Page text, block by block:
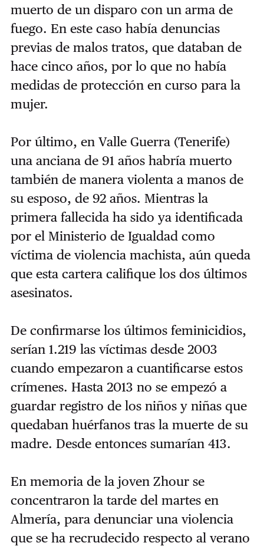
muerto de un disparo con un arma de
fuego. En este caso había denuncias
previas de malos tratos, que databan de
hace cinco años, por lo que no había
medidas de protección en curso para la
mujer.
Por último, en Valle Guerra (Tenerife)
una anciana de 91 años habría muerto
también de manera violenta a manos de
su esposo, de 92 años. Mientras la
primera fallecida ha sido ya identificada
por el Ministerio de Igualdad como
víctima de violencia machista, aún queda
que esta cartera califique los dos últimos
asesinatos.
De confirmarse los últimos feminicidios,
serían 1.219 las víctimas desde 2003
cuando empezaron a cuantificarse estos
crímenes. Hasta 2013 no se empezó a
guardar registro de los niños y niñas que
quedaban huérfanos tras la muerte de su
madre. Desde entonces sumarían 413.
En memoria de la joven Zhour se
concentraron la tarde del martes en
Almería, para denunciar una violencia
que se ha recrudecido respecto al verano